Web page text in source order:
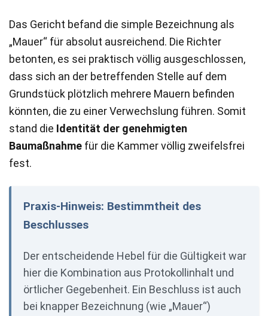
Das Gericht befand die simple Bezeichnung als
„Mauer“ für absolut ausreichend. Die Richter
betonten, es sei praktisch völlig ausgeschlossen,
dass sich an der betreffenden Stelle auf dem
Grundstück plötzlich mehrere Mauern befinden
könnten, die zu einer Verwechslung führen. Somit
stand die Identität der genehmigten
Baumaßnahme für die Kammer völlig zweifelsfrei
fest.
Praxis-Hinweis: Bestimmtheit des
Beschlusses
Der entscheidende Hebel für die Gültigkeit war
hier die Kombination aus Protokollinhalt und
örtlicher Gegebenheit. Ein Beschluss ist auch
bei knapper Bezeichnung (wie „Mauer“)